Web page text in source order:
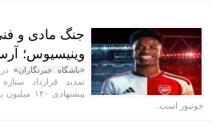
جنگ مادی و
وینیسیوس؛
«باشگاه خبرنگاران»در
تمدید قرارداد
پیشنهادی
جونیور است.